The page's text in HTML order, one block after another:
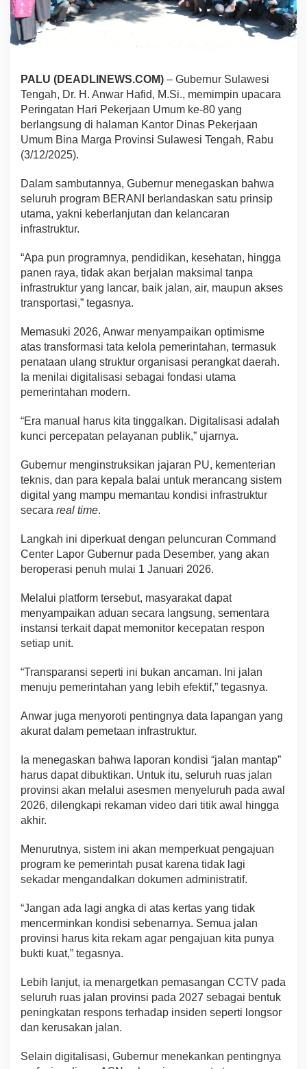
PALU (DEADLINEWS.COM) – Gubernur Sulawesi
Tengah, Dr. H. Anwar Hafid, M.Si., memimpin upacara
Peringatan Hari Pekerjaan Umum ke-80 yang
berlangsung di halaman Kantor Dinas Pekerjaan
Umum Bina Marga Provinsi Sulawesi Tengah, Rabu
(3/12/2025).
Dalam sambutannya, Gubernur menegaskan bahwa
seluruh program BERANI berlandaskan satu prinsip
utama, yakni keberlanjutan dan kelancaran
infrastruktur.
“Apa pun programnya, pendidikan, kesehatan, hingga
panen raya, tidak akan berjalan maksimal tanpa
infrastruktur yang lancar, baik jalan, air, maupun akses
transportasi,” tegasnya.
Memasuki 2026, Anwar menyampaikan optimisme
atas transformasi tata kelola pemerintahan, termasuk
penataan ulang struktur organisasi perangkat daerah.
Ia menilai digitalisasi sebagai fondasi utama
pemerintahan modern.
“Era manual harus kita tinggalkan. Digitalisasi adalah
kunci percepatan pelayanan publik,” ujarnya.
Gubernur menginstruksikan jajaran PU, kementerian
teknis, dan para kepala balai untuk merancang sistem
digital yang mampu memantau kondisi infrastruktur
secara real time.
Langkah ini diperkuat dengan peluncuran Command
Center Lapor Gubernur pada Desember, yang akan
beroperasi penuh mulai 1 Januari 2026.
Melalui platform tersebut, masyarakat dapat
menyampaikan aduan secara langsung, sementara
instansi terkait dapat memonitor kecepatan respon
setiap unit.
“Transparansi seperti ini bukan ancaman. Ini jalan
menuju pemerintahan yang lebih efektif,” tegasnya.
Anwar juga menyoroti pentingnya data lapangan yang
akurat dalam pemetaan infrastruktur.
Ia menegaskan bahwa laporan kondisi “jalan mantap”
harus dapat dibuktikan. Untuk itu, seluruh ruas jalan
provinsi akan melalui asesmen menyeluruh pada awal
2026, dilengkapi rekaman video dari titik awal hingga
akhir.
Menurutnya, sistem ini akan memperkuat pengajuan
program ke pemerintah pusat karena tidak lagi
sekadar mengandalkan dokumen administratif.
“Jangan ada lagi angka di atas kertas yang tidak
mencerminkan kondisi sebenarnya. Semua jalan
provinsi harus kita rekam agar pengajuan kita punya
bukti kuat,” tegasnya.
Lebih lanjut, ia menargetkan pemasangan CCTV pada
seluruh ruas jalan provinsi pada 2027 sebagai bentuk
peningkatan respons terhadap insiden seperti longsor
dan kerusakan jalan.
Selain digitalisasi, Gubernur menekankan pentingnya